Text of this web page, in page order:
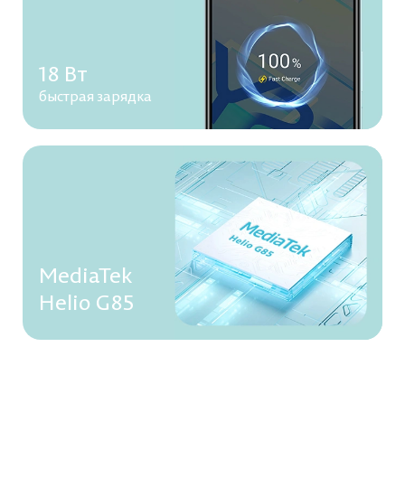
быстрая зарядка
18 Вт
MediaTek
Helio G85